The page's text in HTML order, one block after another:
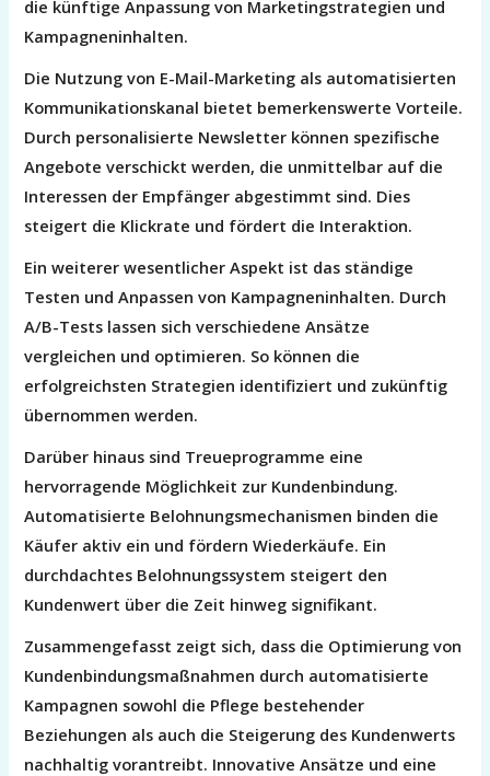
die künftige Anpassung von Marketingstrategien und
Kampagneninhalten.
Die Nutzung von E-Mail-Marketing als automatisierten
Kommunikationskanal bietet bemerkenswerte Vorteile.
Durch personalisierte Newsletter können spezifische
Angebote verschickt werden, die unmittelbar auf die
Interessen der Empfänger abgestimmt sind. Dies
steigert die Klickrate und fördert die Interaktion.
Ein weiterer wesentlicher Aspekt ist das ständige
Testen und Anpassen von Kampagneninhalten. Durch
A/B-Tests lassen sich verschiedene Ansätze
vergleichen und optimieren. So können die
erfolgreichsten Strategien identifiziert und zukünftig
übernommen werden.
Darüber hinaus sind Treueprogramme eine
hervorragende Möglichkeit zur Kundenbindung.
Automatisierte Belohnungsmechanismen binden die
Käufer aktiv ein und fördern Wiederkäufe. Ein
durchdachtes Belohnungssystem steigert den
Kundenwert über die Zeit hinweg signifikant.
Zusammengefasst zeigt sich, dass die Optimierung von
Kundenbindungsmaßnahmen durch automatisierte
Kampagnen sowohl die Pflege bestehender
Beziehungen als auch die Steigerung des Kundenwerts
nachhaltig vorantreibt. Innovative Ansätze und eine